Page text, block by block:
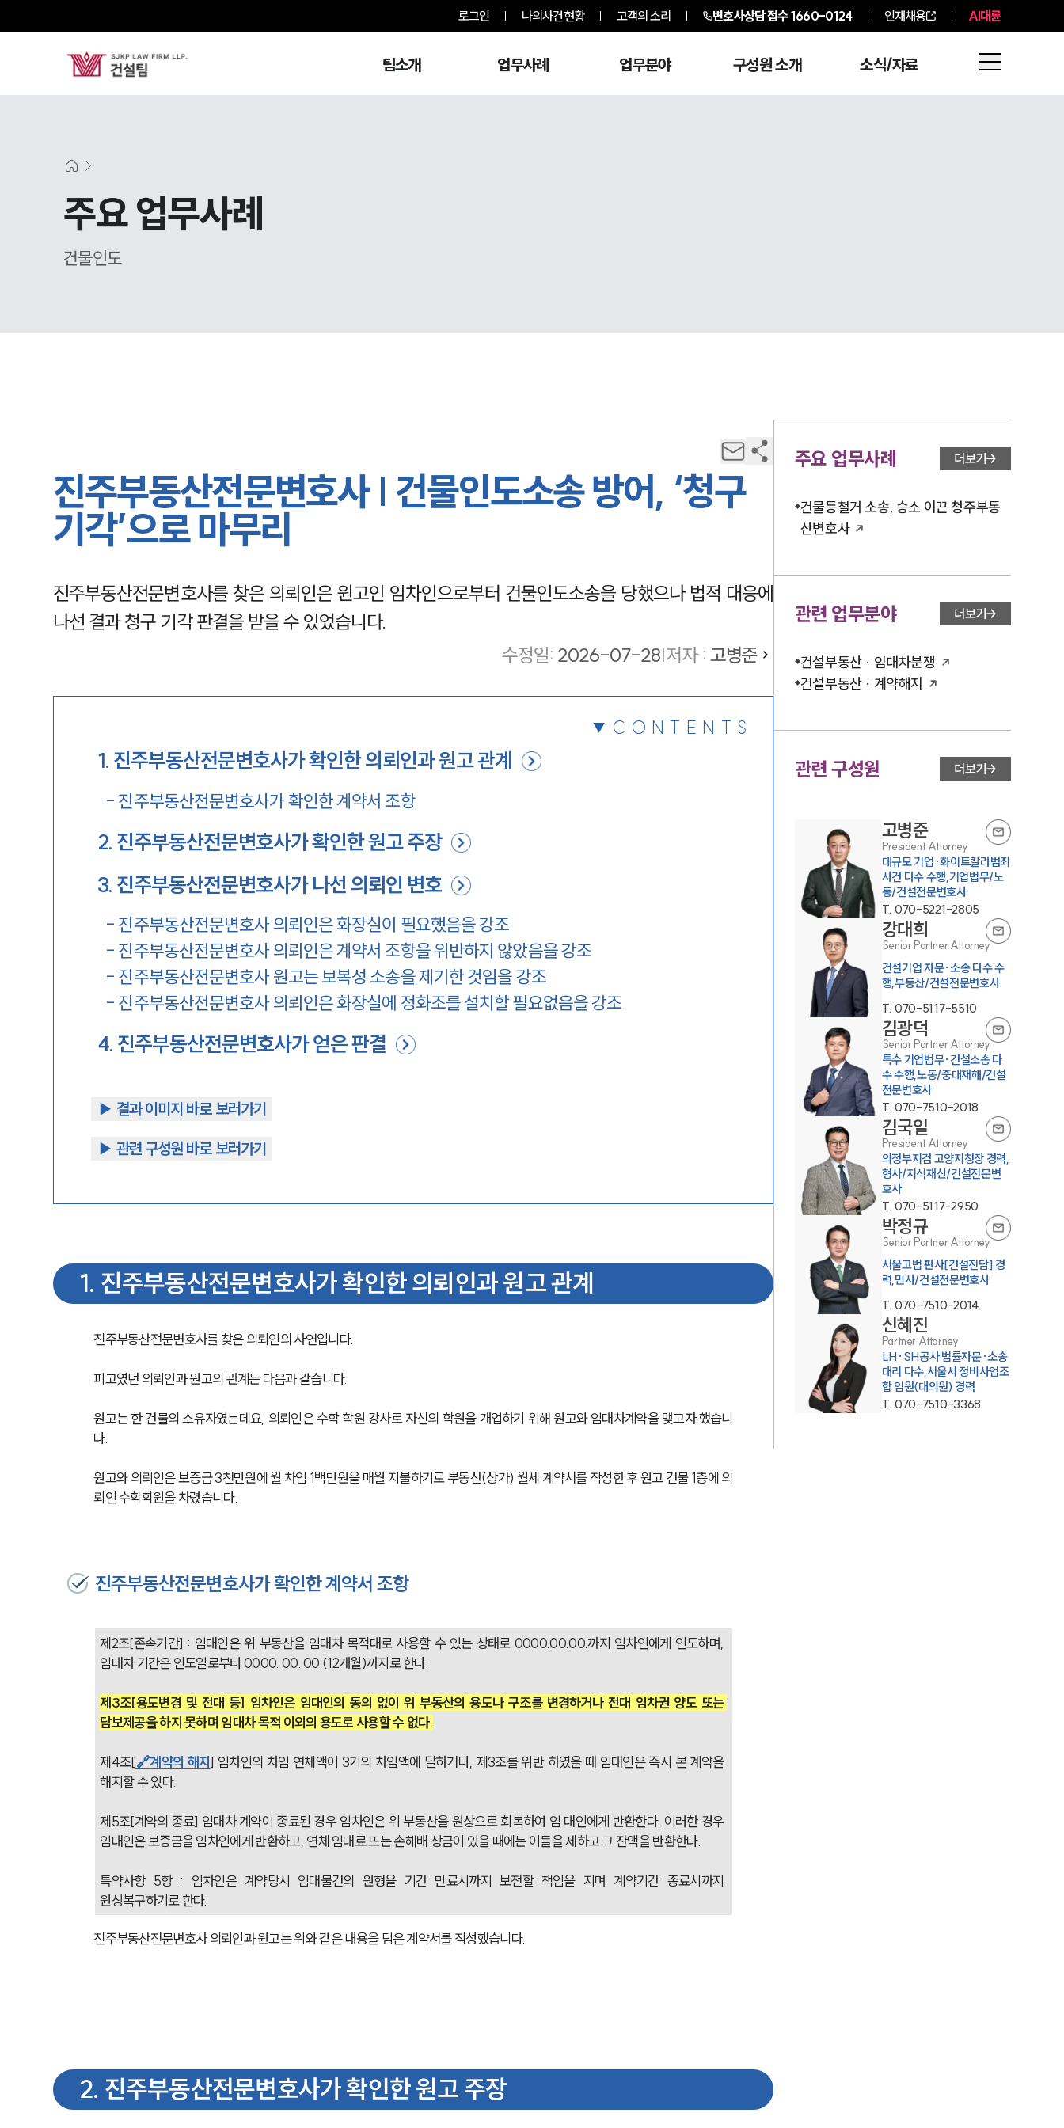
로그인 나의사건현황 고객의 소리 변호사상담 접수1660-0124 인재채용 AI대륜
팀소개 업무사례 업무분야 구성원 소개 소식/자료
팀소개
팀소개
대륜의 강점
오시는 길
글로벌 파트너 로펌
고객의 소리
통합검색
주요 업무사례
건물인도
진주부동산전문변호사 | 건물인도소송 방어, ‘청구
기각’으로 마무리
진주부동산전문변호사를 찾은 의뢰인은 원고인 임차인으로부터 건물인도소송을 당했으나 법적 대응에
나선 결과 청구 기각 판결을 받을 수 있었습니다.
수정일: 2026-07-28|저자 : 고병준
CONTENTS
1. 진주부동산전문변호사가 확인한 의뢰인과 원고 관계
- 진주부동산전문변호사가 확인한 계약서 조항
2. 진주부동산전문변호사가 확인한 원고 주장
3. 진주부동산전문변호사가 나선 의뢰인 변호
- 진주부동산전문변호사 의뢰인은 화장실이 필요했음을 강조
- 진주부동산전문변호사 의뢰인은 계약서 조항을 위반하지 않았음을 강조
- 진주부동산전문변호사 원고는 보복성 소송을 제기한 것임을 강조
- 진주부동산전문변호사 의뢰인은 화장실에 정화조를 설치할 필요없음을 강조
4. 진주부동산전문변호사가 얻은 판결
▶︎ 결과 이미지 바로 보러가기
▶︎ 관련 구성원 바로 보러가기
1. 진주부동산전문변호사가 확인한 의뢰인과 원고 관계
진주부동산전문변호사를 찾은 의뢰인의 사연입니다.
피고였던 의뢰인과 원고의 관계는 다음과 같습니다.
원고는 한 건물의 소유자였는데요, 의뢰인은 수학 학원 강사로 자신의 학원을 개업하기 위해 원고와 임대차계약을 맺고자 했습니
다.
원고와 의뢰인은 보증금 3천만원에 월 차임 1백만원을 매월 지불하기로 부동산(상가) 월세 계약서를 작성한 후 원고 건물 1층에 의
뢰인 수학학원을 차렸습니다.
진주부동산전문변호사가 확인한 계약서 조항
제2조[존속기간] : 임대인은 위 부동산을 임대차 목적대로 사용할 수 있는 상태로 0000.00.00.까지 임차인에게 인도하며,
임대차 기간은 인도일로부터 0000. 00. 00.(12개월)까지로 한다.
제3조[용도변경 및 전대 등] 임차인은 임대인의 동의 없이 위 부동산의 용도나 구조를 변경하거나 전대 임차권 양도 또는
담보제공을 하지 못하며 임대차 목적 이외의 용도로 사용할 수 없다.
제4조[🔗계약의 해지] 임차인의 차임 연체액이 3기의 차임액에 달하거나, 제3조를 위반 하였을 때 임대인은 즉시 본 계약을
해지할 수 있다.
제5조[계약의 종료] 임대차 계약이 종료된 경우 임차인은 위 부동산을 원상으로 회복하여 임 대인에게 반환한다. 이러한 경우
임대인은 보증금을 임차인에게 반환하고, 연체 임대료 또는 손해배 상금이 있을 때에는 이들을 제하고 그 잔액을 반환한다.
특약사항 5항 : 임차인은 계약당시 임대물건의 원형을 기간 만료시까지 보전할 책임을 지며 계약기간 종료시까지
원상복구하기로 한다.
진주부동산전문변호사 의뢰인과 원고는 위와 같은 내용을 담은 계약서를 작성했습니다.
2. 진주부동산전문변호사가 확인한 원고 주장
주요 업무사례 더보기
건물등철거 소송, 승소 이끈 청주부동
산변호사
관련 업무분야 더보기
건설부동산 · 임대차분쟁
건설부동산 · 계약해지
관련 구성원 더보기
고병준
President Attorney
대규모 기업·화이트칼라범죄
사건 다수 수행,기업법무/노
동/건설전문변호사
T. 070-5221-2805
강대희
Senior Partner Attorney
건설기업 자문·소송 다수 수
행,부동산/건설전문변호사
T. 070-5117-5510
김광덕
Senior Partner Attorney
특수 기업법무·건설소송 다
수 수행,노동/중대재해/건설
전문변호사
T. 070-7510-2018
김국일
President Attorney
의정부지검 고양지청장 경력,
형사/지식재산/건설전문변
호사
T. 070-5117-2950
박정규
Senior Partner Attorney
서울고법 판사[건설전담] 경
력,민사/건설전문변호사
T. 070-7510-2014
신혜진
Partner Attorney
LH·SH공사 법률자문·소송
대리 다수,서울시 정비사업조
합 임원(대의원) 경력
T. 070-7510-3368